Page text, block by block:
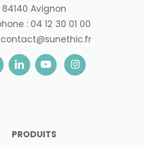
84140 Avignon
: 04 12 30 01 00
contact@sunethic.fr
PRODUITS